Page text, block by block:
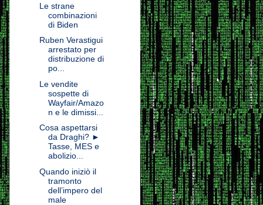
Le strane
combinazioni
di Biden
Ruben Verastigui
arrestato per
distribuzione di
po...
Le vendite
sospette di
Wayfair/Amazo
n e le dimissi...
Cosa aspettarsi
da Draghi? ►
Tasse, MES e
abolizio...
Quando iniziò il
tramonto
dell’impero del
male